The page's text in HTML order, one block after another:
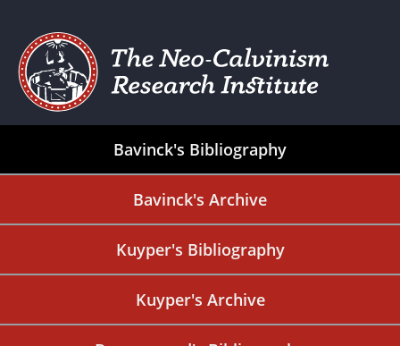
Bavinck's Bibliography
Bavinck's Archive
Kuyper's Bibliography
Kuyper's Archive